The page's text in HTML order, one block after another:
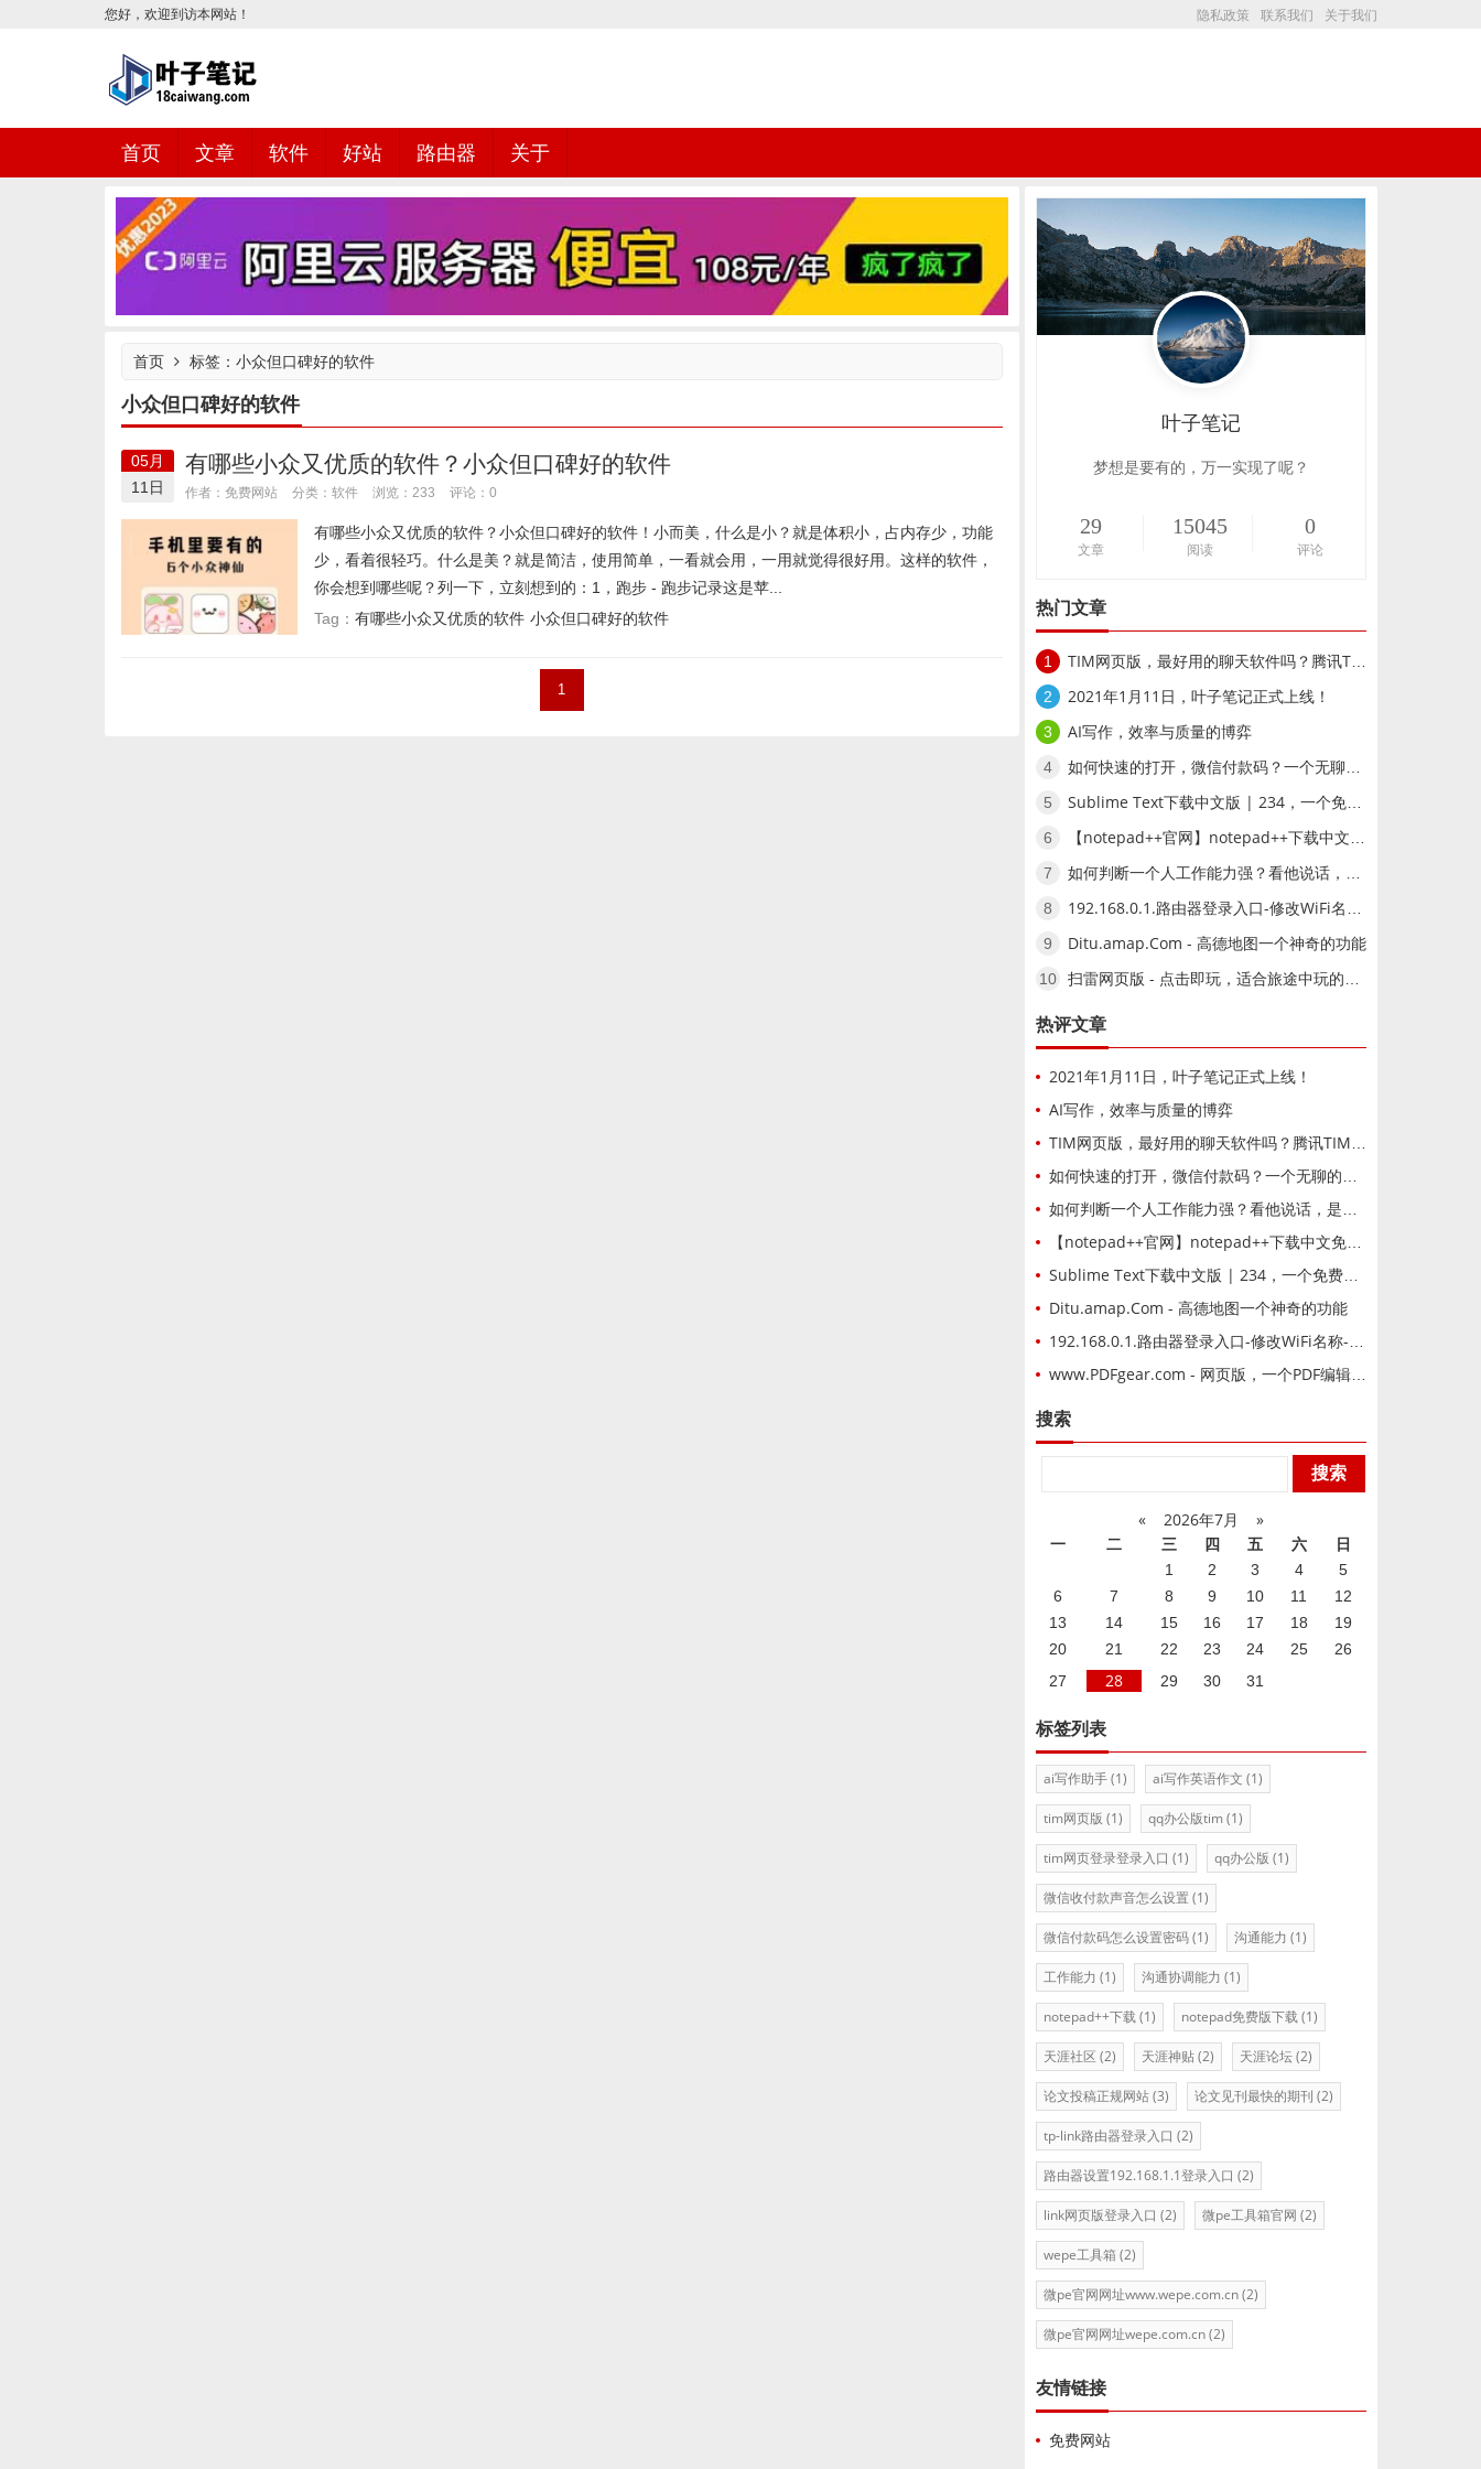
您好，欢迎到访本网站！ 隐私政策 联系我们 关于我们
叶子笔记网站
首页 文章 软件 好站 路由器 关于
首页 标签：小众但口碑好的软件
小众但口碑好的软件
05月
11日
有哪些小众又优质的软件？小众但口碑好的软件
作者：免费网站 分类： 软件 浏览：233 评论：0
有哪些小众又优质的软件？小众但口碑好的软件！小而美，什么是小？就是体积小，占内存少，功能
少，看着很轻巧。什么是美？就是简洁，使用简单，一看就会用，一用就觉得很好用。这样的软件，
你会想到哪些呢？列一下，立刻想到的：1，跑步 - 跑步记录这是苹...
Tag： 有哪些小众又优质的软件 小众但口碑好的软件
1
叶子笔记
梦想是要有的，万一实现了呢？
29
文章
15045
阅读
0
评论
热门文章
1 TIM网页版，最好用的聊天软件吗？腾讯TIM在线登录网页版
2 2021年1月11日，叶子笔记正式上线！
3 AI写作，效率与质量的博弈
4 如何快速的打开，微信付款码？一个无聊的问题
5 Sublime Text下载中文版 | 234，一个免费版的文本编辑器软件
6 【notepad++官网】notepad++下载中文免费版-编码编辑器
7 如何判断一个人工作能力强？看他说话，是否容易懂
8 192.168.0.1.路由器登录入口-修改WiFi名称-WiFi密码方法
9 Ditu.amap.Com - 高德地图一个神奇的功能
10 扫雷网页版 - 点击即玩，适合旅途中玩的游戏网站
热评文章
2021年1月11日，叶子笔记正式上线！
AI写作，效率与质量的博弈
TIM网页版，最好用的聊天软件吗？腾讯TIM在线登录网页版
如何快速的打开，微信付款码？一个无聊的问题
如何判断一个人工作能力强？看他说话，是否容易懂
【notepad++官网】notepad++下载中文免费版-编码编辑器
Sublime Text下载中文版 | 234，一个免费版的文本编辑器软件
Ditu.amap.Com - 高德地图一个神奇的功能
192.168.0.1.路由器登录入口-修改WiFi名称-WiFi密码方法
www.PDFgear.com - 网页版，一个PDF编辑网站
搜索
« 2026年7月 »
一 二 三 四 五 六
日
1
2 3 4
5
6
7 8 9 10 11
12
13
14 15 16 17 18
19
20
21 22 23 24 25
26
27
28 29 30 31
标签列表
ai写作助手(1) ai写作英语作文 (1)
tim网页版 (1) qq办公版tim(1)
tim网页登录登录入口 (1) qq办公版 (1)
微信收付款声音怎么设置 (1)
微信付款码怎么设置密码(1) 沟通能力 (1)
工作能力 (1) 沟通协调能力 (1)
notepad++下载(1) notepad免费版下载(1)
天涯社区 (2) 天涯神贴(2) 天涯论坛(2)
论文投稿正规网站(3) 论文见刊最快的期刊 (2)
tp-link路由器登录入口 (2)
路由器设置192.168.1.1登录入口 (2)
link网页版登录入口 (2) 微pe工具箱官网 (2)
wepe工具箱 (2)
微pe官网网址www.wepe.com.cn(2)
微pe官网网址wepe.com.cn(2)
友情链接
免费网站